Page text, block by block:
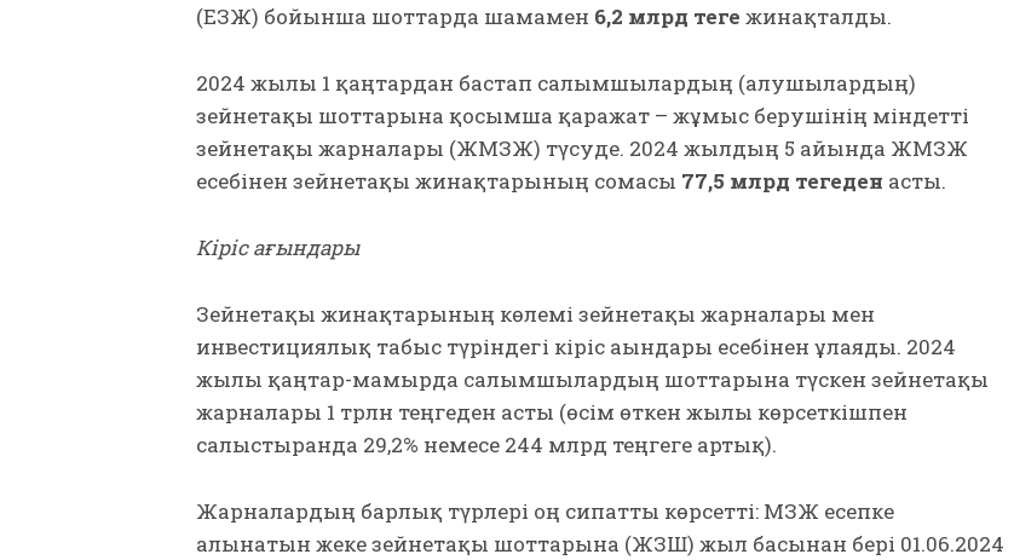
(ЕЗЖ) бойынша шоттарда шамамен 6,2 млрд теңге жинақталды.
2024 жылғы 1 қаңтардан бастап салымшылардың (алушылардың)
зейнетақы шоттарына қосымша қаражат – жұмыс берушінің міндетті
зейнетақы жарналары (ЖМЗЖ) түсуде. 2024 жылдың 5 айында ЖМЗЖ
есебінен зейнетақы жинақтарының сомасы 77,5 млрд теңгеден асты.
Кіріс ағындары
Зейнетақы жинақтарының көлемі зейнетақы жарналары мен
инвестициялық табыс түріндегі кіріс ағындары есебінен ұлғаяды. 2024
жылғы қаңтар-мамырда салымшылардың шоттарына түскен зейнетақы
жарналары 1 трлн теңгеден асты (өсім өткен жылғы көрсеткішпен
салыстырғанда 29,2% немесе 244 млрд теңгеге артық).
Жарналардың барлық түрлері оң сипатты көрсетті: МЗЖ есепке
алынатын жеке зейнетақы шоттарына (ЖЗШ) жыл басынан бері 01.06.2024